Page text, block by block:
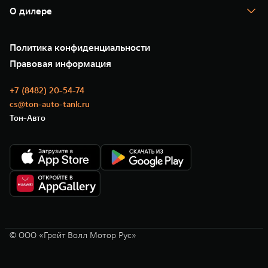
Корпоративным клиентам
Зарядные станции
Помощь на дороге
Новые цифровые сервисы TANK
Сервис
Нулевое ТО
Моторные масла
О дилере
35 лет GWM
GWM ТЕХ ДЕНЬ
Новости
Политика конфиденциальности
Правовая информация
+7 (8482) 20-54-74
cs@ton-auto-tank.ru
Тон-Авто
© ООО «Грейт Волл Мотор Рус»